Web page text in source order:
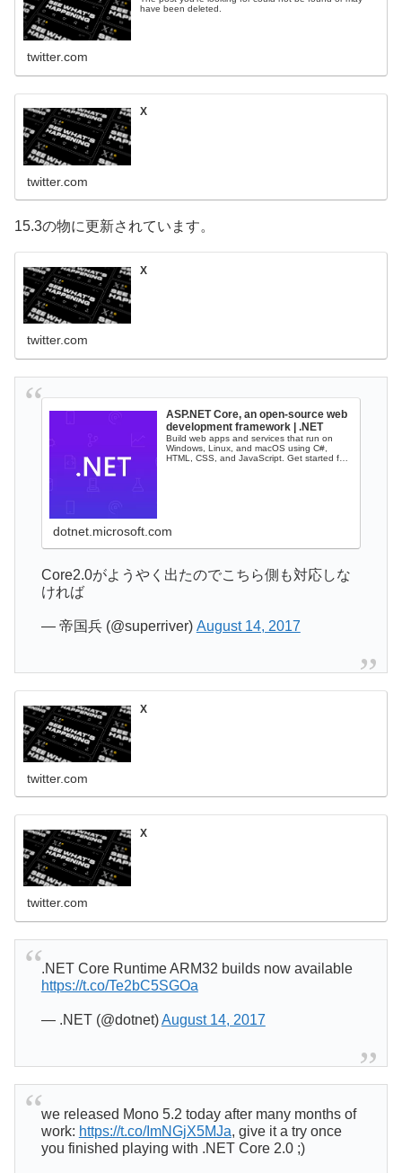
have been deleted.
twitter.com
X
twitter.com
15.3の物に更新されています。
X
twitter.com
ASP.NET Core, an open-source web
development framework | .NET
Build web apps and services that run on
Windows, Linux, and macOS using C#,
HTML, CSS, and JavaScript. Get started for
dotnet.microsoft.com
Core2.0がようやく出たのでこちら側も対応しな
ければ
— 帝国兵 (@superriver) August 14, 2017
X
twitter.com
X
twitter.com
.NET Core Runtime ARM32 builds now available
https://t.co/Te2bC5SGOa
— .NET (@dotnet)August 14, 2017
we released Mono 5.2 today after many months of
work: https://t.co/ImNGjX5MJa, give it a try once
you finished playing with .NET Core 2.0 ;)